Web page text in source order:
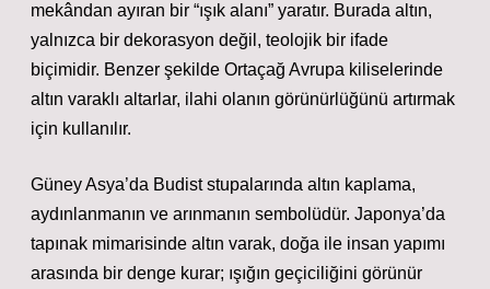
mekândan ayıran bir “ışık alanı” yaratır. Burada altın,
yalnızca bir dekorasyon değil, teolojik bir ifade
biçimidir. Benzer şekilde Ortaçağ Avrupa kiliselerinde
altın varaklı altarlar, ilahi olanın görünürlüğünü artırmak
için kullanılır.
Güney Asya’da Budist stupalarında altın kaplama,
aydınlanmanın ve arınmanın sembolüdür. Japonya’da
tapınak mimarisinde altın varak, doğa ile insan yapımı
arasında bir denge kurar; ışığın geçiciliğini görünür